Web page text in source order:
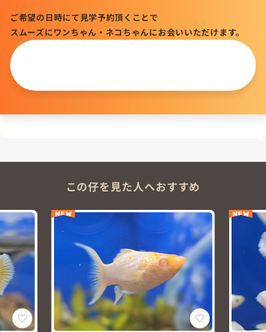
ご希望の日時にて見学予約頂くことで
スムーズにワンちゃん・ネコちゃんにお会いいただけます。
この仔を見た人へおすすめ
NEW